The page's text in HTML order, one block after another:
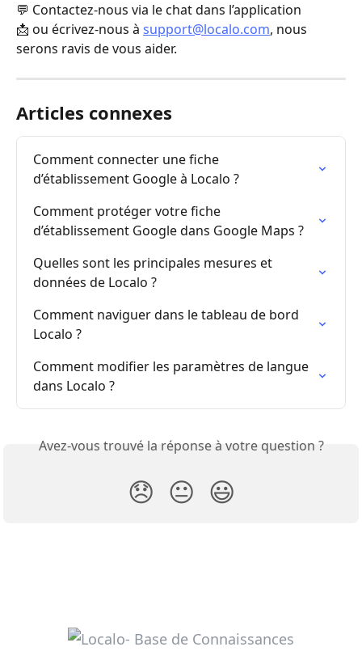
💬 Contactez-nous via le chat dans l’application
📩 ou écrivez-nous à support@localo.com, nous
serons ravis de vous aider.
Articles connexes
Comment connecter une fiche
d’établissement Google à Localo ?
Comment protéger votre fiche
d’établissement Google dans Google Maps ?
Quelles sont les principales mesures et
données de Localo ?
Comment naviguer dans le tableau de bord
Localo ?
Comment modifier les paramètres de langue
dans Localo ?
Avez-vous trouvé la réponse à votre question ?
😞 😐 😃